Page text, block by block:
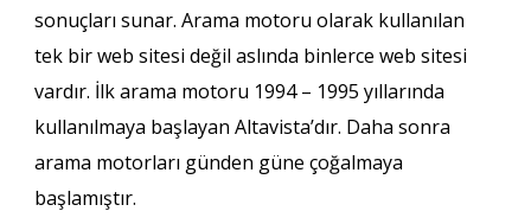
sonuçları sunar. Arama motoru olarak kullanılan
tek bir web sitesi değil aslında binlerce web sitesi
vardır. İlk arama motoru 1994 – 1995 yıllarında
kullanılmaya başlayan Altavista’dır. Daha sonra
arama motorları günden güne çoğalmaya
başlamıştır.